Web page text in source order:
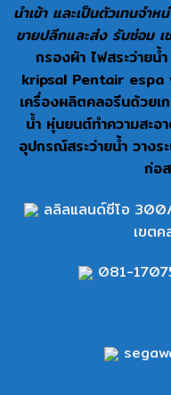
นำเข้า และเป็นตัวเทนจำ
ขายปลีกและส่ง รับซ่อม เ
กรองผ้า ไฟสระว่าย
kripsal Pentair
เครื่องผลิตคลอรีนด้วยเ
น้ำ หุ่นยนต์ทำความสะ
อุปกรณ์สระว่ายน้ำ วาง
ก่อ
ลลิลแลนด์ซีโอ
เขต
081-